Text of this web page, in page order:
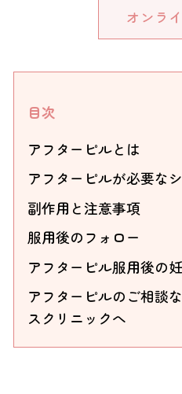
オンラ
目次
アフターピルとは
アフターピルが必要な
副作用と注意事項
服用後のフォロー
アフターピル服用後の
アフターピルのご相談
スクリニックへ